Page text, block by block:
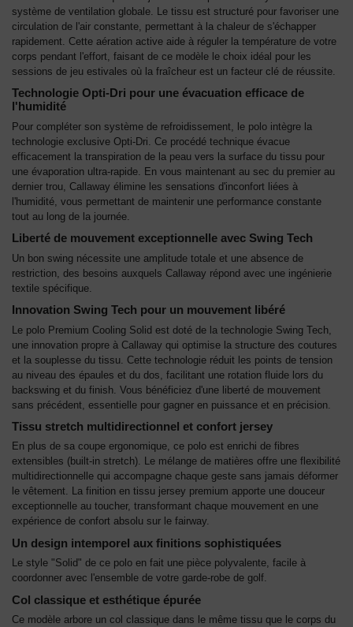
système de ventilation globale. Le tissu est structuré pour favoriser une
circulation de l'air constante, permettant à la chaleur de s'échapper
rapidement. Cette aération active aide à réguler la température de votre
corps pendant l'effort, faisant de ce modèle le choix idéal pour les
sessions de jeu estivales où la fraîcheur est un facteur clé de réussite.
Technologie Opti-Dri pour une évacuation efficace de
l'humidité
Pour compléter son système de refroidissement, le polo intègre la
technologie exclusive Opti-Dri. Ce procédé technique évacue
efficacement la transpiration de la peau vers la surface du tissu pour
une évaporation ultra-rapide. En vous maintenant au sec du premier au
dernier trou, Callaway élimine les sensations d'inconfort liées à
l'humidité, vous permettant de maintenir une performance constante
tout au long de la journée.
Liberté de mouvement exceptionnelle avec Swing Tech
Un bon swing nécessite une amplitude totale et une absence de
restriction, des besoins auxquels Callaway répond avec une ingénierie
textile spécifique.
Innovation Swing Tech pour un mouvement libéré
Le polo Premium Cooling Solid est doté de la technologie Swing Tech,
une innovation propre à Callaway qui optimise la structure des coutures
et la souplesse du tissu. Cette technologie réduit les points de tension
au niveau des épaules et du dos, facilitant une rotation fluide lors du
backswing et du finish. Vous bénéficiez d'une liberté de mouvement
sans précédent, essentielle pour gagner en puissance et en précision.
Tissu stretch multidirectionnel et confort jersey
En plus de sa coupe ergonomique, ce polo est enrichi de fibres
extensibles (built-in stretch). Le mélange de matières offre une flexibilité
multidirectionnelle qui accompagne chaque geste sans jamais déformer
le vêtement. La finition en tissu jersey premium apporte une douceur
exceptionnelle au toucher, transformant chaque mouvement en une
expérience de confort absolu sur le fairway.
Un design intemporel aux finitions sophistiquées
Le style "Solid" de ce polo en fait une pièce polyvalente, facile à
coordonner avec l'ensemble de votre garde-robe de golf.
Col classique et esthétique épurée
Ce modèle arbore un col classique dans le même tissu que le corps du